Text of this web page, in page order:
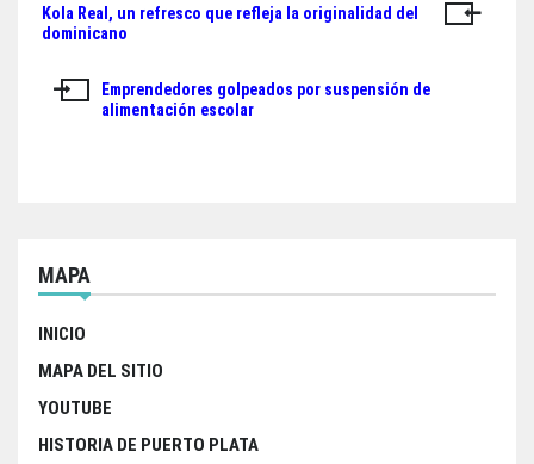
pp
Navegación
entradas
Kola Real, un refresco que refleja la originalidad del
dominicano
Emprendedores golpeados por suspensión de
alimentación escolar
MAPA
INICIO
MAPA DEL SITIO
YOUTUBE
HISTORIA DE PUERTO PLATA